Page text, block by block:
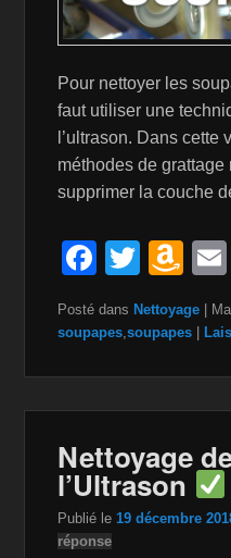
Pour nettoyer les
faut utiliser une
l’ultrason. Dans cette
méthodes de
supprimer la couche
F
c
o
k
T
tt
A
a
W
is
h
Posté dans Nettoyage
soupapes,soupapes
Nettoyage
l’Ultrason
Publié le 19 décembre
réponse